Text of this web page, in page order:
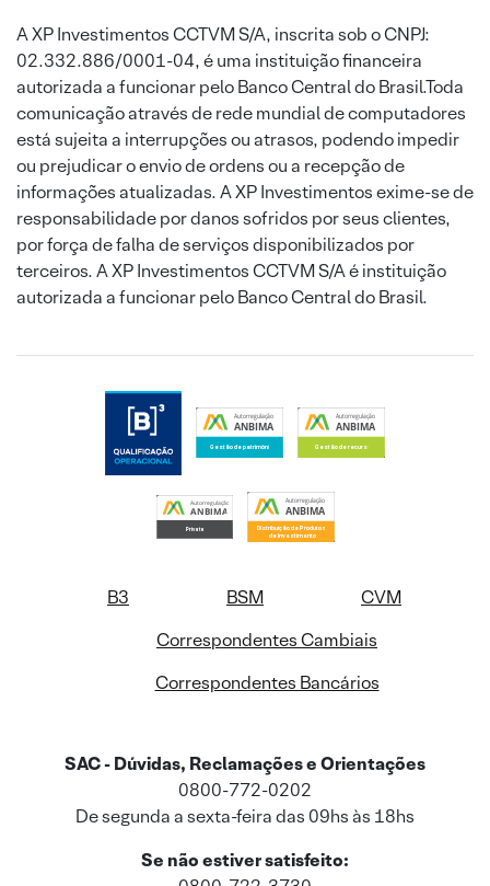
A XP Investimentos CCTVM S/A, inscrita sob o CNPJ:
02.332.886/0001-04, é uma instituição financeira
autorizada a funcionar pelo Banco Central do Brasil.Toda
comunicação através de rede mundial de computadores
está sujeita a interrupções ou atrasos, podendo impedir
ou prejudicar o envio de ordens ou a recepção de
informações atualizadas. A XP Investimentos exime-se de
responsabilidade por danos sofridos por seus clientes,
por força de falha de serviços disponibilizados por
terceiros. A XP Investimentos CCTVM S/A é instituição
autorizada a funcionar pelo Banco Central do Brasil.
B3 BSM
CVM
Correspondentes Cambiais
Correspondentes Bancários
SAC - Dúvidas, Reclamações e Orientações
0800-772-0202
De segunda a sexta-feira das 09hs às 18hs
Se não estiver satisfeito: